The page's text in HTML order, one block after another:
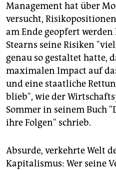
Management hat über
versucht,
am Ende geopfert
Stearns seine Risiken
genau so gestaltet hatte,
maximalen Impact auf
und eine staatliche
blieb", wie der
Sommer in seinem Buch
ihre Folgen" schrieb.
Absurde, verkehrte Welt
Kapitalismus: Wer seine